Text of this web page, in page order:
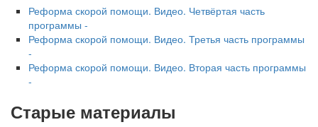
Реформа скорой помощи. Видео. Четвёртая часть
программы -
Реформа скорой помощи. Видео. Третья часть программы
-
Реформа скорой помощи. Видео. Вторая часть программы
-
Старые материалы